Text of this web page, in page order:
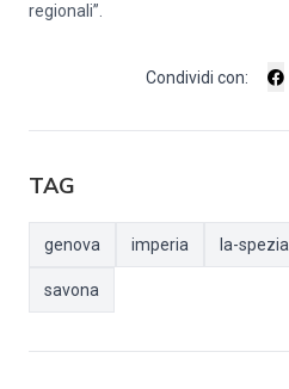
regionali”.
Condividi con:
TAG
genova imperia la-spezia
savona